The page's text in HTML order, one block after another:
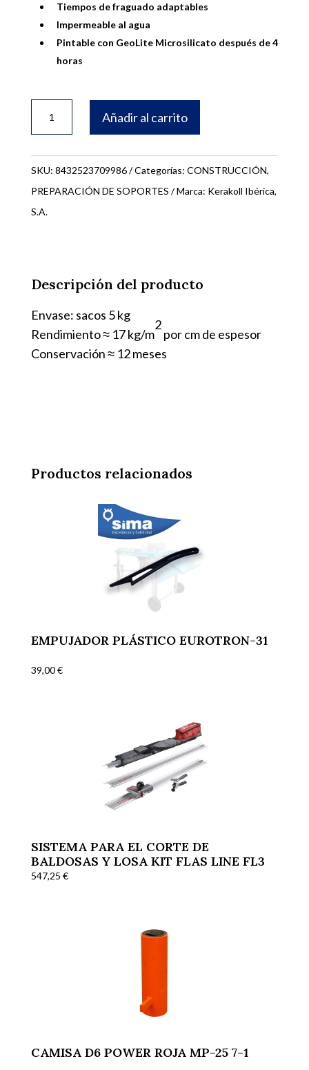
Tiempos de fraguado adaptables
Impermeable al agua
Pintable con GeoLite Microsilicato después de 4
horas
GEOLITE
40
70998
Añadir al carrito
SKU: 8432523709986 Categorías: CONSTRUCCIÓN,
PREPARACIÓN DE SOPORTES
Marca: Kerakoll Ibérica,
S.A.
Descripción del producto
Envase: sacos 5 kg
Rendimiento ≈ 17 kg/m
2
por cm de espesor
Conservación ≈ 12 meses
Productos relacionados
EMPUJADOR PLÁSTICO EUROTRON-31
39,00€
SISTEMA PARA EL CORTE DE
BALDOSAS Y LOSA KIT FLAS LINE FL3
547,25 €
CAMISA D6 POWER ROJA MP-25 7-1